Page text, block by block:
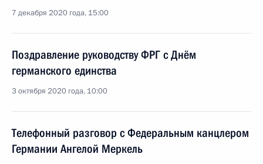
7 декабря 2020 года, 15:00
Поздравление руководству ФРГ с Днём
германского единства
3 октября 2020 года, 10:00
Телефонный разговор с Федеральным канцлером
Германии Ангелой Меркель